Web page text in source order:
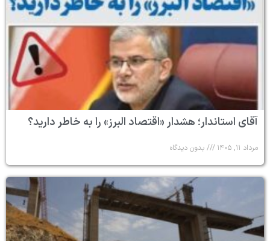
آقای استاندار؛ هشدار «اقتصاد البرز» را به خاطر دارید؟
مرداد ۱۱, ۱۴۰۵ بدون دیدگاه